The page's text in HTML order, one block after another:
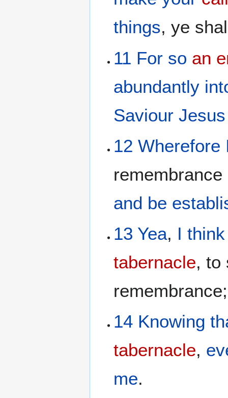
things, ye
11 For so an
abundantly
Saviour Jesus
12 Wherefore
remembrance
and be
13 Yea, I think
tabernacle, to
remembrance;
14 Knowing
tabernacle,
me.